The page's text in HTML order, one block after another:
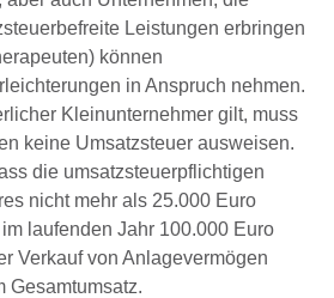
Leistungen erbringen
können
in Anspruch nehmen.
Kleinunternehmer gilt, muss
keine Umsatzsteuer ausweisen.
die umsatzsteuerpflichtigen
nicht mehr als 25.000 Euro
laufenden Jahr 100.000 Euro
Verkauf von Anlagevermögen
Gesamtumsatz.